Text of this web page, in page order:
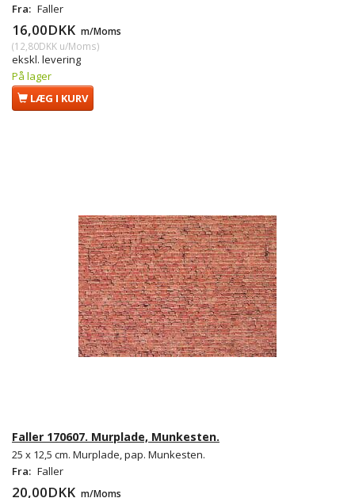
Fra: Faller
16,00DKK m/Moms
(12,80DKK u/Moms)
ekskl. levering
På lager
LÆG I KURV
Faller 170607. Murplade, Munkesten.
25 x 12,5 cm. Murplade, pap. Munkesten.
Fra: Faller
20,00DKK m/Moms